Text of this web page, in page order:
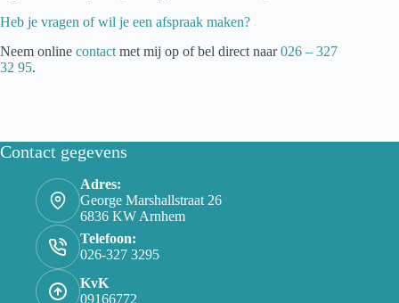
Heb je vragen of wil je een afspraak maken?
Neem online contact met mij op of bel direct naar026 – 327
32 95.
Contact gegevens
Adres:
George Marshallstraat 26
6836 KW Arnhem
Telefoon:
026-327 3295
KvK
09166772